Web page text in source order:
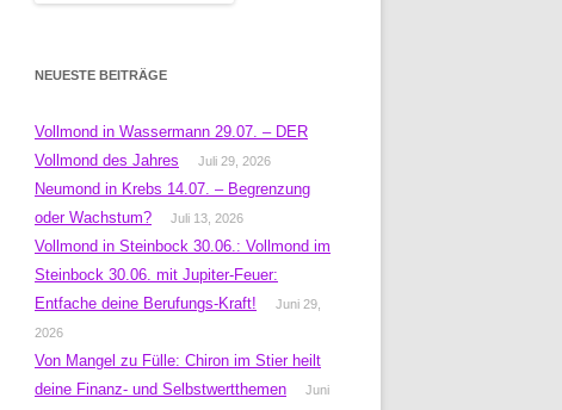
NEUESTE BEITRÄGE
Vollmond in Wassermann 29.07. – DER
Vollmond des Jahres
Juli 29, 2026
Neumond in Krebs 14.07. – Begrenzung
oder Wachstum?
Juli 13, 2026
Vollmond in Steinbock 30.06.: Vollmond im
Steinbock 30.06. mit Jupiter-Feuer:
Entfache deine Berufungs-Kraft!
Juni 29,
2026
Von Mangel zu Fülle: Chiron im Stier heilt
deine Finanz- und Selbstwertthemen
Juni